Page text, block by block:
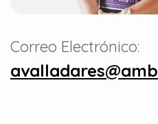
Correo Electrónico: